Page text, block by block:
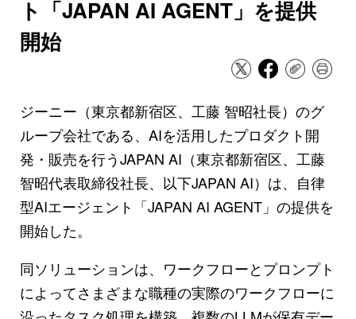
ト「JAPAN AI AGENT」を提供
開始
ジーニー（東京都新宿区、工藤 智昭社長）のグ
ループ会社である、AIを活用したプロダクト開
発・販売を行うJAPAN AI（東京都新宿区、工藤
智昭代表取締役社長、以下JAPAN AI）は、自律
型AIエージェント「JAPAN AI AGENT」の提供を
開始した。
同ソリューションは、ワークフローとプロンプト
によってさまざまな職種の実際のワークフローに